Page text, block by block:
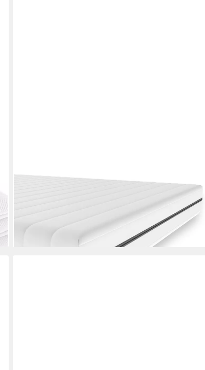
(H2, H2&H3, H3), 15 cm hoch, (ergonomische Matratze
140x200, 15cm hoch, Härtegrade H2&H3), abnehmbarer
Bezug, hergestellt in Deutschland, atmungsaktiv